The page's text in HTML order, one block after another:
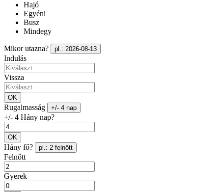
Hajó
Egyéni
Busz
Mindegy
Mikor utazna? pl.: 2026-08-13
Indulás
Vissza
OK
Rugalmasság +/- 4 nap
+/- 4 Hány nap?
OK
Hány fő? pl.: 2 felnőtt
Felnőtt
Gyerek